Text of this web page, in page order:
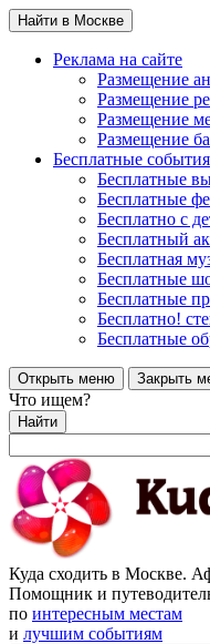
Найти в Москве
Реклама на сайте
Размещение
Размещение
Размещение
Размещение
Бесплатные события
Бесплатные
Бесплатные
Бесплатно с
Бесплатный
Бесплатная
Бесплатные
Бесплатные
Бесплатно!
Бесплатные
Открыть меню Закрыть
Что ищем?
Найти
Куда сходить в Москве.
Помощник и
по интересным местам
и лучшим событиям